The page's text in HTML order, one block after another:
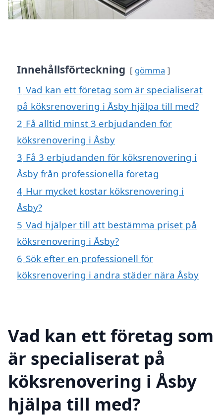
Innehållsförteckning gömma
1 Vad kan ett företag som är specialiserat
på köksrenovering i Åsby hjälpa till med?
2 Få alltid minst 3 erbjudanden för
köksrenovering i Åsby
3 Få 3 erbjudanden för köksrenovering i
Åsby från professionella företag
4 Hur mycket kostar köksrenovering i
Åsby?
5 Vad hjälper till att bestämma priset på
köksrenovering i Åsby?
6 Sök efter en professionell för
köksrenovering i andra städer nära Åsby
Vad kan ett företag som
är specialiserat på
köksrenovering i Åsby
hjälpa till med?